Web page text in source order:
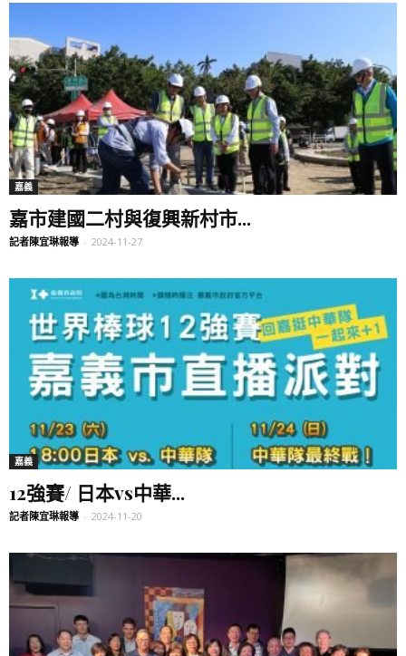
嘉義
嘉市建國二村與復興新村市...
記者陳宜琳報導 - 2024-11-27
嘉義
12強賽/ 日本vs中華...
記者陳宜琳報導 - 2024-11-20